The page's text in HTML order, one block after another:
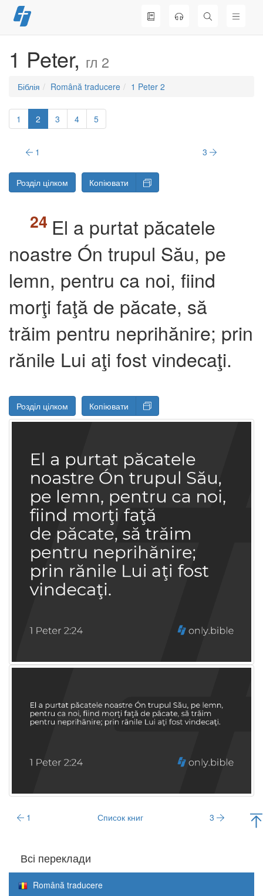
Перейти
до
1 Peter, гл 2
Біблія Română traducere 1 Peter 2
1 2 3 4 5
1 3
Розділ цілком Копіювати
El a purtat păcatele
noastre Ón trupul Său, pe
lemn, pentru ca noi, fiind
morţi faţă de păcate, să
trăim pentru neprihănire; prin
rănile Lui aţi fost vindecaţi.
Розділ цілком Копіювати
1 Список книг 3
Всі переклади
Română traducere